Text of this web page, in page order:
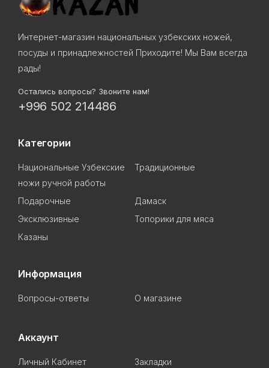
Интернет-магазин национальных узбекских ножей,
посуды и принадлежностей Приходите! Мы Вам всегда
рады!
Остались вопросы? Звоните нам!
+996 502 214486
Категории
Национальные Узбекские
ножи ручной работы
Традиционные
Подарочные
Дамаск
Эксклюзивные
Топорики для мяса
Казаны
Информация
Вопросы-ответы О магазине
Аккаунт
Личный Кабинет Закладки